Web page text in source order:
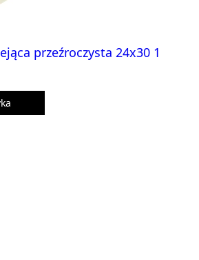
przeźroczysta 24x30 1